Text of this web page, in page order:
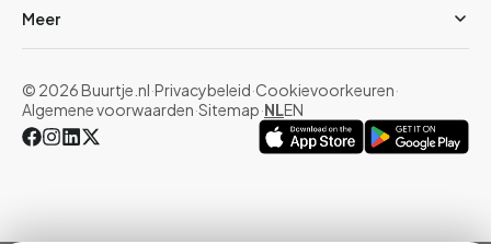
Meer
© 2026 Buurtje.nl·Privacybeleid·Cookievoorkeuren·
Algemene voorwaarden·Sitemap·NLEN